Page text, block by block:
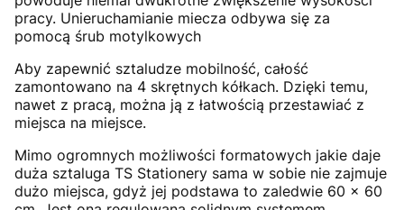
pracy. Unieruchamianie miecza odbywa się za
pomocą śrub motylkowych
Aby zapewnić sztaludze mobilność, całość
zamontowano na 4 skrętnych kółkach. Dzięki temu,
nawet z pracą, można ją z łatwością przestawiać z
miejsca na miejsce.
Mimo ogromnych możliwości formatowych jakie daje
duża sztaluga TS Stationery sama w sobie nie zajmuje
dużo miejsca, gdyż jej podstawa to zaledwie 60 x 60